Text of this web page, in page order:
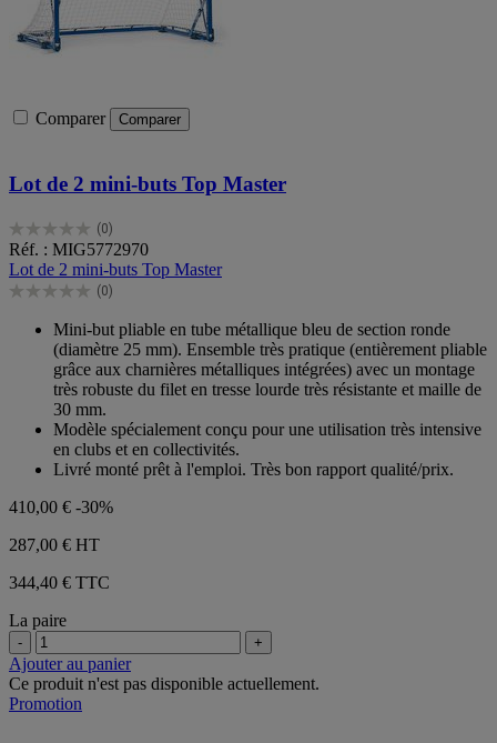
Comparer Comparer
Lot de 2 mini-buts Top Master
(0)
0.0
sur
5
étoiles.
Réf. : MIG5772970
Lot de 2 mini-buts Top Master
(0)
0.0
étoiles.
Mini-but pliable en tube métallique bleu de section ronde
(diamètre 25 mm). Ensemble très pratique (entièrement pliable
grâce aux charnières métalliques intégrées) avec un montage
très robuste du filet en tresse lourde très résistante et maille de
30 mm.
Modèle spécialement conçu pour une utilisation très intensive
en clubs et en collectivités.
Livré monté prêt à l'emploi. Très bon rapport qualité/prix.
410,00 € -30%
287,00 € HT
344,40 € TTC
La paire
- +
Ajouter au panier
Ce produit n'est pas disponible actuellement.
Promotion